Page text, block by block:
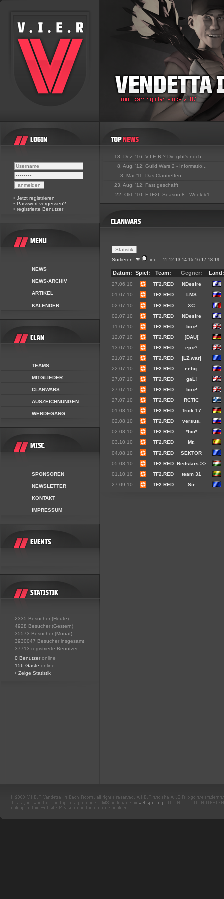
• Jetzt registrieren
• Passwort vergessen?
• registrierte Benutzer
NEWS
NEWS-ARCHIV
ARTIKEL
KALENDER
TEAMS
MITGLIEDER
CLANWARS
AUSZEICHNUNGEN
WERDEGANG
SPONSOREN
NEWSLETTER
KONTAKT
IMPRESSUM
2335 Besucher (Heute)
4928 Besucher (Gestern)
35573 Besucher (Monat)
3930047 Besucher insgesamt
37713 registrierte Benutzer
0 Benutzer online
156 Gäste online
• Zeige Statistik
18. Dez. '16: V.I.E.R.? Die gibt's noch...
8. Aug. '12: Guild Wars 2 - Informatio...
3. Mai '11: Das Clantreffen
23. Aug. '12: Fast geschafft
22. Okt. '10: ETF2L Season 8 - Week #1 ...
Sortieren: « ‹ ... 11 12 13 14 15 16 17 18 19
Datum: Spiel: Team: Gegner: Land:
27.06.10 TF2.RED
NDesire
01.07.10
TF2.RED
LMS
02.07.10
TF2.RED
XC
02.07.10
TF2.RED
NDesire
11.07.10
TF2.RED
box²
12.07.10
TF2.RED
]DAU[
13.07.10
TF2.RED
epx^
21.07.10
TF2.RED
|LZ.war|
22.07.10
TF2.RED
eehq.
27.07.10
TF2.RED
gaL!
27.07.10
TF2.RED
box²
27.07.10
TF2.RED
RCTIC
01.08.10
TF2.RED
Trick 17
02.08.10
TF2.RED
versus.
02.08.10
TF2.RED
*hic*
03.10.10
TF2.RED
Mr.
04.08.10
TF2.RED
SEKTOR
05.08.10
TF2.RED Redstars >>
01.10.10
TF2.RED
team 31
27.09.10
TF2.RED Sir